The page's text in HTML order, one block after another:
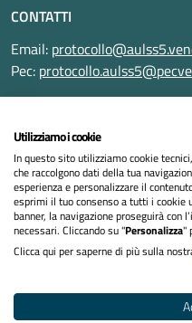
CONTATTI
Email:
Pec:
Informativa privacy
Dichiarazione di
Utilizziamo i cookie
In questo sito utilizziamo cookie
che raccolgono dati della tua
esperienza e personalizzare il
esprimi il tuo consenso a tutti i cookie
banner, la navigazione proseguirà con
necessari. Cliccando su "Personalizza"
Clicca qui per saperne di più sulla